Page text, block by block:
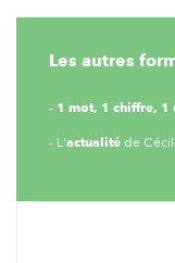
Les autres
- 1 mot, 1 chiffre, 1
- L'actualité de